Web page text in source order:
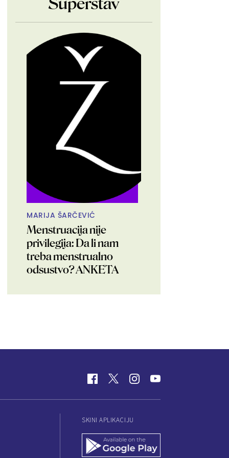
MARIJA ŠARČEVIĆ
Menstruacija nije
privilegija: Da li nam
treba menstrualno
odsustvo? ANKETA
SKINI APLIKACIJU